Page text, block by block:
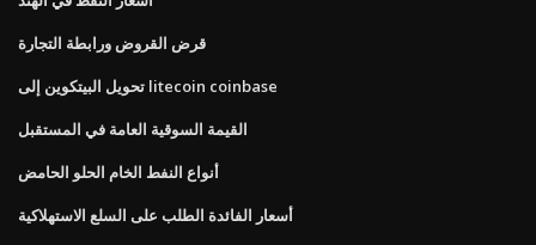
قرض القروض ورابطة التجارة
تحويل البيتكوين إلى litecoin coinbase
القيمة السوقية العامة في المستقبل
أنواع النفط الخام الحلو الحامض
أسعار الفائدة الطلب على السلع الاستهلاكية